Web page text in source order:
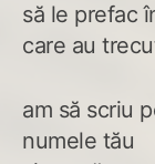
să le prefac
care au
am să scriu
numele tău